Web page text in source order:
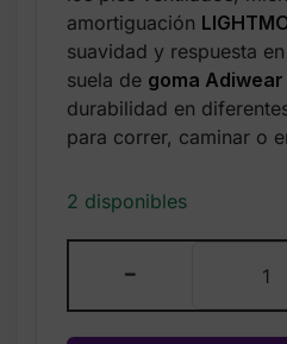
$68.00.
amortiguación
suavidad y respuesta
suela de goma Adiwear
durabilidad en
para correr, caminar o
2 disponibles
-
–